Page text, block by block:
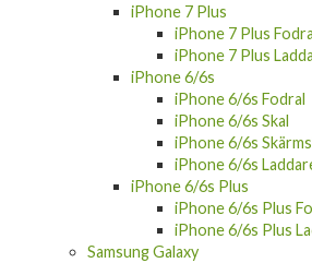
iPhone 7 Plus
iPhone 7 Plus
iPhone 7 Plus
iPhone 6/6s
iPhone 6/6s Fodral
iPhone 6/6s Skal
iPhone 6/6s
iPhone 6/6s
iPhone 6/6s Plus
iPhone 6/6s Plus
iPhone 6/6s Plus
Samsung Galaxy